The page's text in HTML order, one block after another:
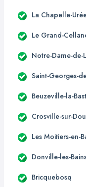
La Chapelle-
Le Grand-
Notre-Dame-de-
Saint-Georges-
Beuzeville-la-
Crosville-sur-
Les Moitiers-en-
Donville-les-
Bricquebosq